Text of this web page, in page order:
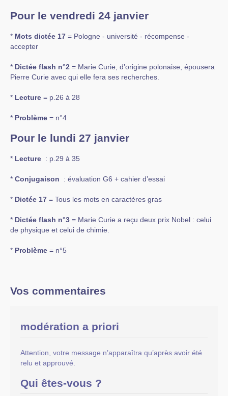
Pour le vendredi 24 janvier
* Mots dictée 17 = Pologne - université - récompense -
accepter
* Dictée flash n°2 = Marie Curie, d’origine polonaise, épousera
Pierre Curie avec qui elle fera ses recherches.
* Lecture = p.26 à 28
* Problème = n°4
Pour le lundi 27 janvier
* Lecture : p.29 à 35
* Conjugaison : évaluation G6 + cahier d’essai
* Dictée 17 = Tous les mots en caractères gras
* Dictée flash n°3 = Marie Curie a reçu deux prix Nobel : celui
de physique et celui de chimie.
* Problème = n°5
Vos commentaires
modération a priori
Attention, votre message n’apparaîtra qu’après avoir été
relu et approuvé.
Qui êtes-vous ?